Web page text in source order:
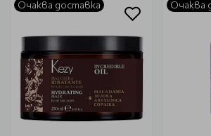
Очаква доставка Очаква